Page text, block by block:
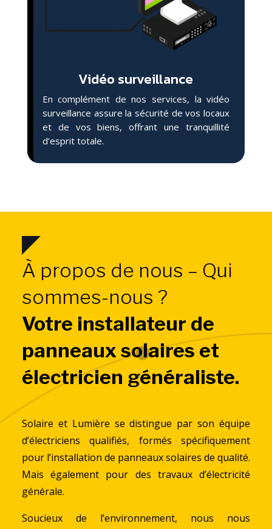
Vidéo surveillance
En complément de nos services, la vidéo
surveillance assure la sécurité de vos locaux
et de vos biens, offrant une tranquillité
d’esprit totale.
À propos de nous – Qui
sommes-nous ?
Votre installateur de
panneaux solaires et
électricien généraliste.
Solaire et Lumière se distingue par son équipe
d’électriciens qualifiés, formés spécifiquement
pour l’installation de panneaux solaires de qualité.
Mais également pour des travaux d’électricité
générale.
Soucieux de l’environnement, nous nous